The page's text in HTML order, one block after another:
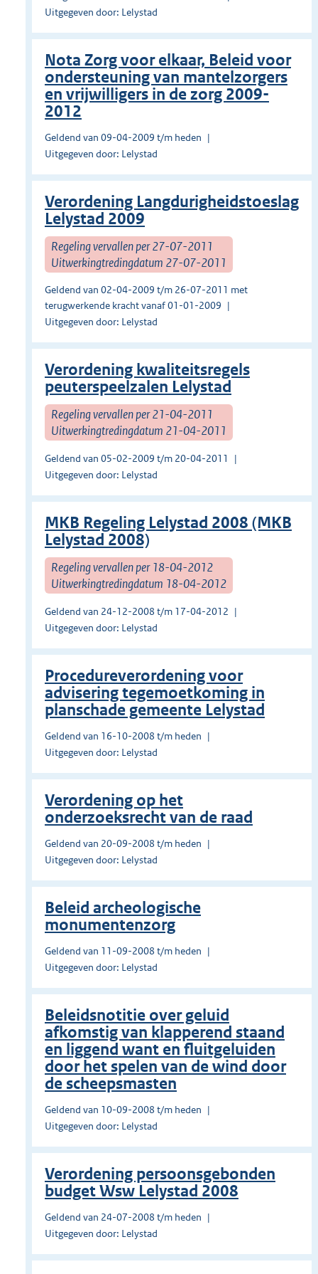
Uitgegeven door: Lelystad
Nota Zorg voor elkaar, Beleid voor
ondersteuning van mantelzorgers
en vrijwilligers in de zorg 2009-
2012
Geldend van 09-04-2009 t/m heden
Uitgegeven door: Lelystad
Verordening Langdurigheidstoeslag
Lelystad 2009
Regeling vervallen per 27-07-2011
Uitwerkingtredingdatum 27-07-2011
Geldend van 02-04-2009 t/m 26-07-2011 met
terugwerkende kracht vanaf 01-01-2009
Uitgegeven door: Lelystad
Verordening kwaliteitsregels
peuterspeelzalen Lelystad
Regeling vervallen per 21-04-2011
Uitwerkingtredingdatum 21-04-2011
Geldend van 05-02-2009 t/m 20-04-2011
Uitgegeven door: Lelystad
MKB Regeling Lelystad 2008 (MKB
Lelystad 2008)
Regeling vervallen per 18-04-2012
Uitwerkingtredingdatum 18-04-2012
Geldend van 24-12-2008 t/m 17-04-2012
Uitgegeven door: Lelystad
Procedureverordening voor
advisering tegemoetkoming in
planschade gemeente Lelystad
Geldend van 16-10-2008 t/m heden
Uitgegeven door: Lelystad
Verordening op het
onderzoeksrecht van de raad
Geldend van 20-09-2008 t/m heden
Uitgegeven door: Lelystad
Beleid archeologische
monumentenzorg
Geldend van 11-09-2008 t/m heden
Uitgegeven door: Lelystad
Beleidsnotitie over geluid
afkomstig van klapperend staand
en liggend want en fluitgeluiden
door het spelen van de wind door
de scheepsmasten
Geldend van 10-09-2008 t/m heden
Uitgegeven door: Lelystad
Verordening persoonsgebonden
budget Wsw Lelystad 2008
Geldend van 24-07-2008 t/m heden
Uitgegeven door: Lelystad